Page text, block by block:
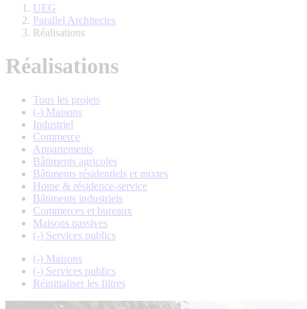
UEG
Parallel Architectes
Réalisations
Réalisations
Tous les projets
(-) Maisons
Industriel
Commerce
Appartements
Bâtiments agricoles
Bâtiments résidentiels et mixtes
Home & résidence-service
Bâtiments industriels
Commerces et bureaux
Maisons passives
(-) Services publics
(-) Maisons
(-) Services publics
Réinitialiser les filtres